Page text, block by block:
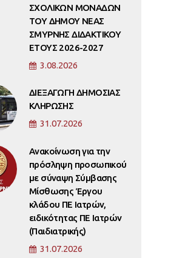
ΣΧΟΛΙΚΩΝ ΜΟΝΑΔΩΝ
ΤΟΥ ΔΗΜΟΥ ΝΕΑΣ
ΣΜΥΡΝΗΣ ΔΙΔΑΚΤΙΚΟΥ
ΕΤΟΥΣ 2026-2027
3.08.2026
ΔΙΕΞΑΓΩΓΗ ΔΗΜΟΣΙΑΣ
ΚΛΗΡΩΣΗΣ
31.07.2026
Ανακοίνωση για την
πρόσληψη προσωπικού
με σύναψη Σύμβασης
Μίσθωσης Έργου
κλάδου ΠΕ Ιατρών,
ειδικότητας ΠΕ Ιατρών
(Παιδιατρικής)
31.07.2026